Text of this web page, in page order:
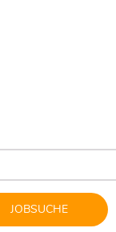
JOBSUCHE